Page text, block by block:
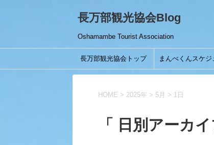
長万部観光協会Blog
Oshamambe Tourist Association
長万部観光協会トップ まんべくんスケジ
HOME > 2025年 > 5月 > 1日
「 日別アーカ